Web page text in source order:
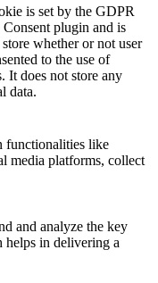
is set by the GDPR
plugin and is
store whether or not user
to the use of
It does not store any
data.
functionalities like
media platforms, collect
and analyze the key
helps in delivering a